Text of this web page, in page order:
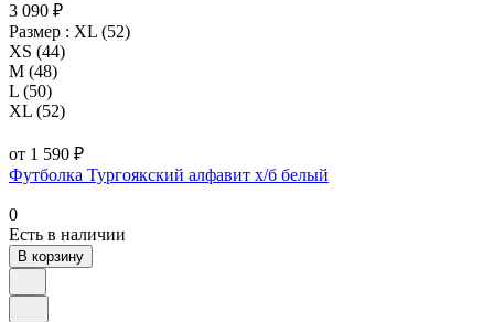
3 090 ₽
Размер : XL (52)
XS (44)
M (48)
L (50)
XL (52)
от 1 590 ₽
Футболка Тургоякский алфавит х/б белый
0
Есть в наличии
В корзину